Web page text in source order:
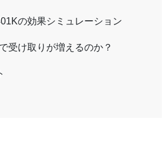
の効果シミュレーション
受け取りが増えるのか？